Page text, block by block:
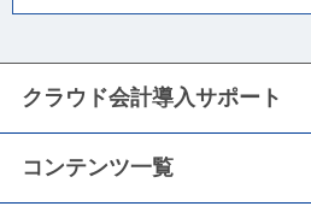
聖子 様
2016.08.05
2016.08.05 株式会社 清水
クラウド会計導入サポート
コンテンツ一覧